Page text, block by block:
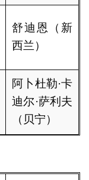
舒迪恩（新
西兰）
阿卜杜勒·卡
迪尔·萨利夫
（贝宁）